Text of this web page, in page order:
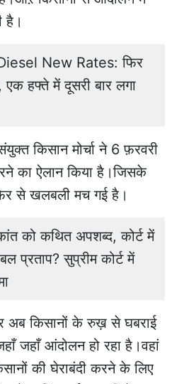
है।
New Rates: फिर
हफ्ते में दूसरी बार लगा
किसान मोर्चा ने 6 फ़रवरी
का ऐलान किया है।जिसके
से खलबली मच गई है।
को कथित अपशब्द, कोर्ट में
प्रताप? सुप्रीम कोर्ट में
अब किसानों के रुख़ से घबराई
जहाँ आंदोलन हो रहा है।वहां
की घेराबंदी करने के लिए